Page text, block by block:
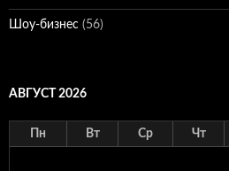
Шоу-бизнес (56)
АВГУСТ 2026
Пн Вт Ср Чт